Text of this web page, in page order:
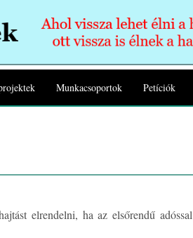
Munkacsoportok Petíciók
elrendelni, ha az elsőrendű adóssal